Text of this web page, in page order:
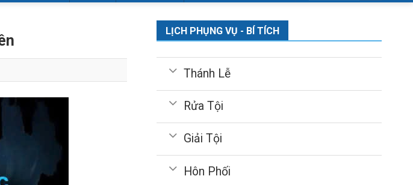
LỊCH PHỤNG VỤ - BÍ TÍCH
Thánh Lễ
Rửa Tội
Giải Tội
Hôn Phối